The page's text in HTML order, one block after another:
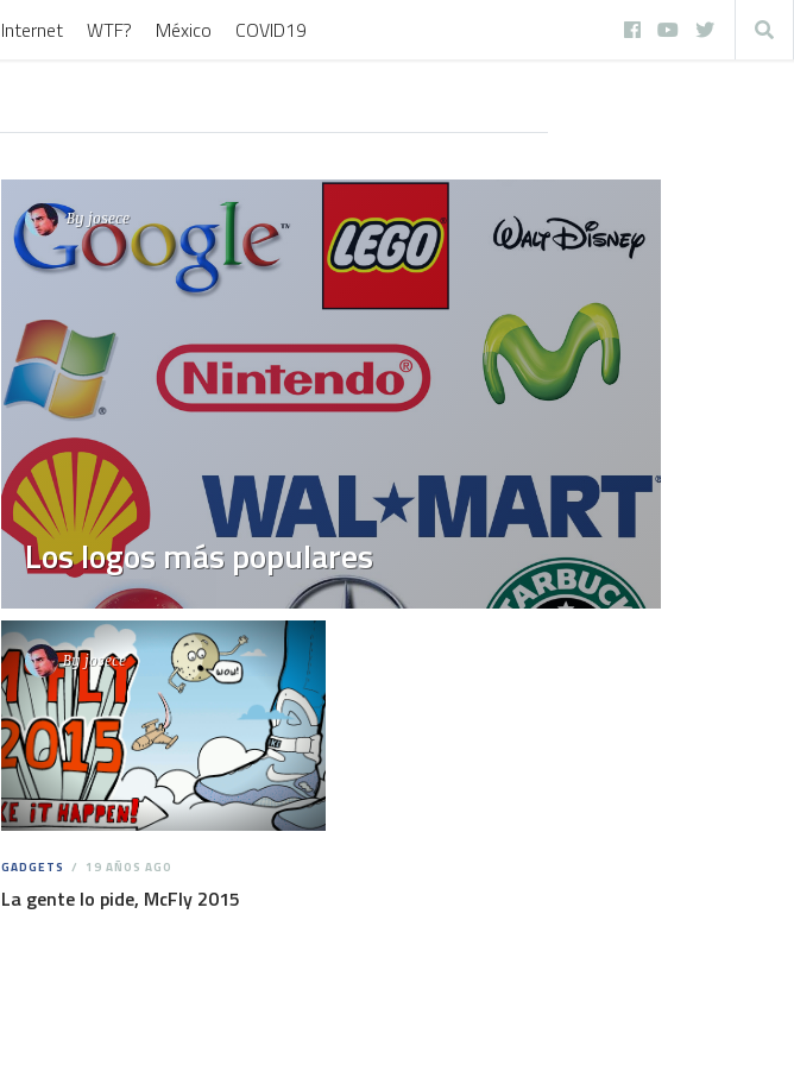
Internet WTF? México COVID19
By josece
Los logos más populares
Byjosece
GADGETS 19 AÑOS AGO
La gente lo pide, McFly 2015